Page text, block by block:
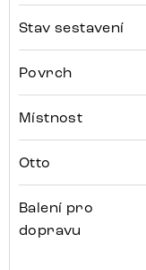
Stav sestavení
Povrch
Místnost
Otto
Balení pro
dopravu